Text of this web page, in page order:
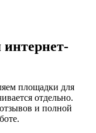
площадки для
отдельно.
и полной